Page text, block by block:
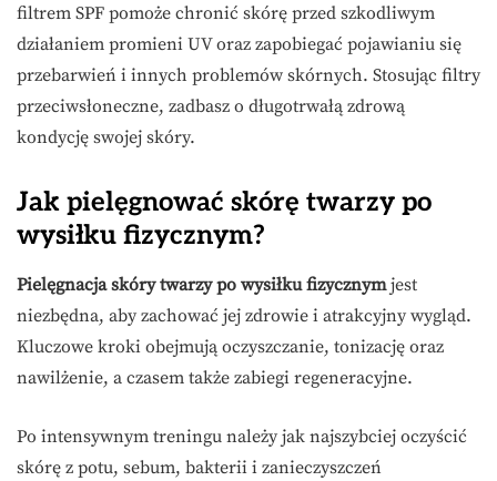
filtrem SPF pomoże chronić skórę przed szkodliwym
działaniem promieni UV oraz zapobiegać pojawianiu się
przebarwień i innych problemów skórnych. Stosując filtry
przeciwsłoneczne, zadbasz o długotrwałą zdrową
kondycję swojej skóry.
Jak pielęgnować skórę twarzy po
wysiłku fizycznym?
Pielęgnacja skóry twarzy po wysiłku fizycznymjest
niezbędna, aby zachować jej zdrowie i atrakcyjny wygląd.
Kluczowe kroki obejmują oczyszczanie, tonizację oraz
nawilżenie, a czasem także zabiegi regeneracyjne.
Po intensywnym treningu należy jak najszybciej oczyścić
skórę z potu, sebum, bakterii i zanieczyszczeń